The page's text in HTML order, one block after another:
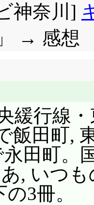
神奈川]
→ 感想
緩行線
飯田町,
永田町。
, いつ
3冊。